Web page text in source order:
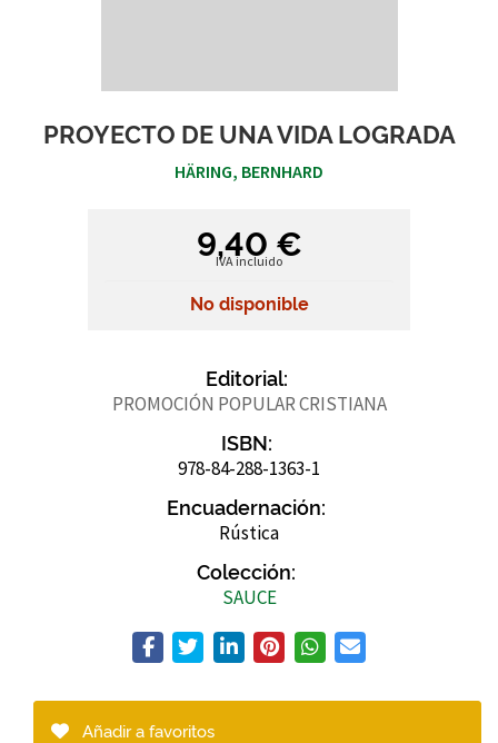
PROYECTO DE UNA VIDA LOGRADA
HÄRING, BERNHARD
9,40 €
IVA incluido
No disponible
Editorial:
PROMOCIÓN POPULAR CRISTIANA
ISBN:
978-84-288-1363-1
Encuadernación:
Rústica
Colección:
SAUCE
Añadir a favoritos